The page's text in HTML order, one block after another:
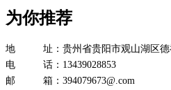
为你推荐
地 址：贵州省贵阳市观山湖区德
电 话：13439028853
邮 箱：394079673@.com